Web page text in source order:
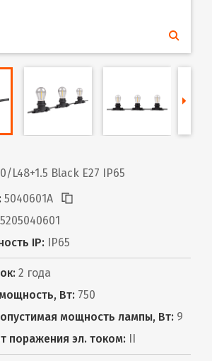
L48+1.5 Black E27 IP65
5040601A
IP: IP65
2 года
Вт: 750
мощность лампы, Вт: 9
поражения эл. током: II